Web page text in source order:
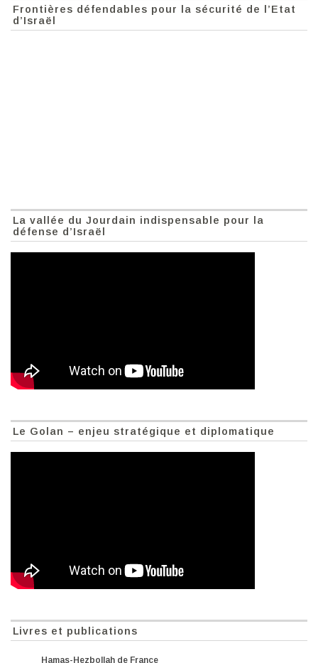
Frontières défendables pour la sécurité de l’Etat
d’Israël
La vallée du Jourdain indispensable pour la
défense d’Israël
Le Golan – enjeu stratégique et diplomatique
Livres et publications
Hamas-Hezbollah de France